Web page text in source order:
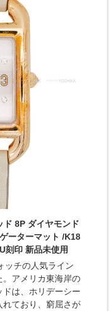
ド 8P ダイヤモンド
ーターマット /K18
刻印 新品未使用
ッチの人気ライン
。アメリカ東海岸の
ドは、ホリデーシー
れており、窮屈さが